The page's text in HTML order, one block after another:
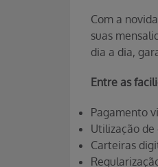
Com a
suas
dia a dia,
Entre as
Pagamento
Utilização
Carteiras